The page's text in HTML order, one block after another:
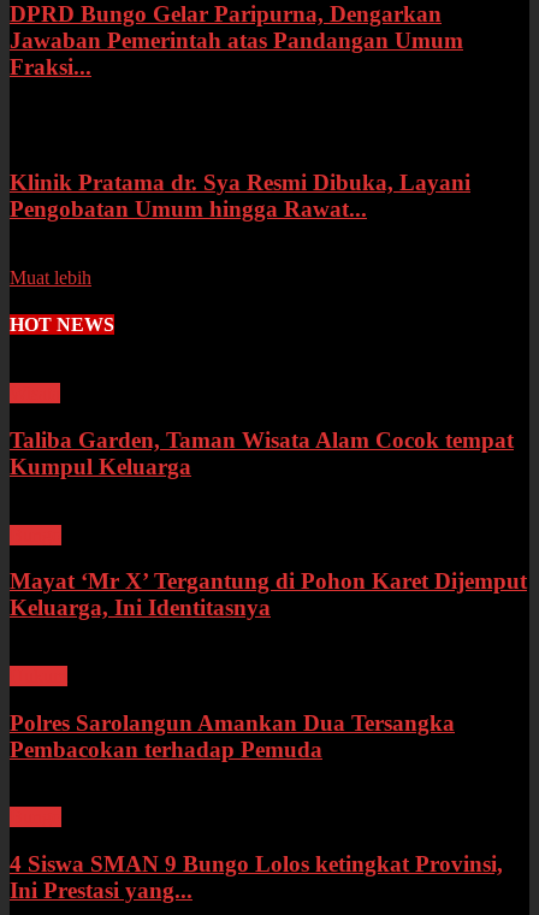
DPRD Bungo Gelar Paripurna, Dengarkan
Jawaban Pemerintah atas Pandangan Umum
Fraksi...
Klinik Pratama dr. Sya Resmi Dibuka, Layani
Pengobatan Umum hingga Rawat...
Muat lebih
HOT NEWS
Taliba Garden, Taman Wisata Alam Cocok tempat
Kumpul Keluarga
Mayat ‘Mr X’ Tergantung di Pohon Karet Dijemput
Keluarga, Ini Identitasnya
Polres Sarolangun Amankan Dua Tersangka
Pembacokan terhadap Pemuda
4 Siswa SMAN 9 Bungo Lolos ketingkat Provinsi,
Ini Prestasi yang...